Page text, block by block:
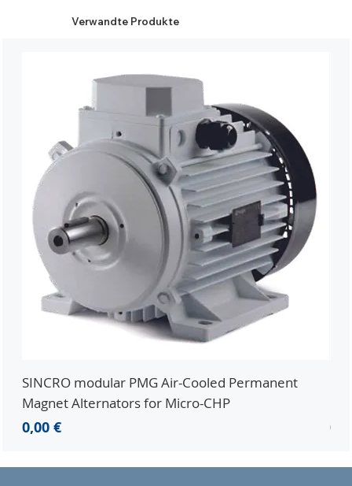
Verwandte Produkte
SINCRO modular PMG Air-Cooled Permanent
Magnet Alternators for Micro-CHP
Preis
0,00 €